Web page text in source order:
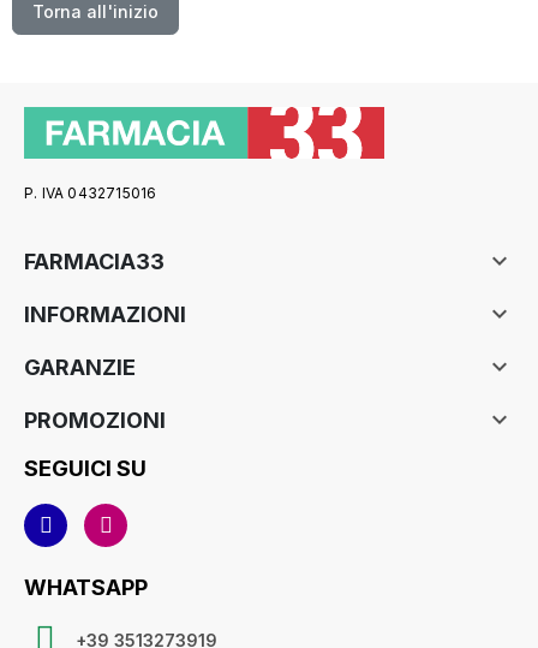
Torna all'inizio
P. IVA 0432715016
FARMACIA33 
INFORMAZIONI 
GARANZIE 
PROMOZIONI 
SEGUICI SU
WHATSAPP
+39 3513273919